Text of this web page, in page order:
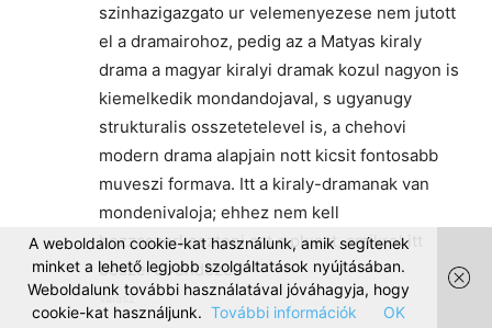
szinhazigazgato ur velemenyezese nem jutott
el a dramairohoz, pedig az a Matyas kiraly
drama a magyar kiralyi dramak kozul nagyon is
kiemelkedik mondandojaval, s ugyanugy
strukturalis osszetetelevel is, a chehovi
modern drama alapjain nott kicsit fontosabb
muveszi formava. Itt a kiraly-dramanak van
mondenivaloja; ehhez nem kell
hozzaszerkeszteni azt a pluszt, amikrol itt
beszel a rendezo
Válasz
A weboldalon cookie-kat használunk, amik segítenek
minket a lehető legjobb szolgáltatások nyújtásában.
Weboldalunk további használatával jóváhagyja, hogy
cookie-kat használjunk. További információk OK